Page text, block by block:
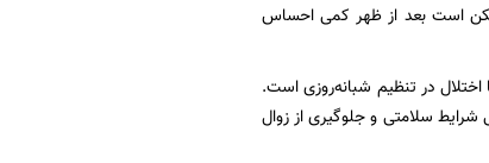
است بعد از ظهر کمی احساس
در تنظیم شبانه‌روزی است.
شرایط سلامتی و جلوگیری از زوال